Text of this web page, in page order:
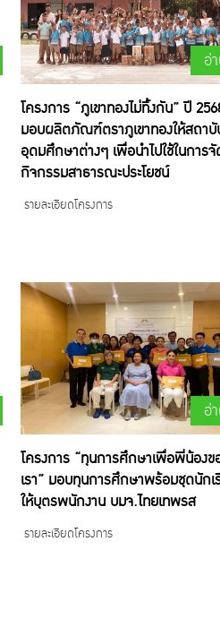
อ่
โครงการ “ภูเขาทองไม่ทิ้งกัน” ปี
มอบผลิตภัณฑ์ตราภูเขาทองให้สถา
อุดมศึกษาต่างๆ เพื่อนำไปใช้ในการ
กิจกรรมสาธารณะประโยชน์
รายละเอียดโครงการ
อ่
โครงการ “ทุนการศึกษาเพื่อพี่น้องข
เรา” มอบทุนการศึกษาพร้อมชุดนักเ
ให้บุตรพนักงาน บมจ.ไทยเทพรส
รายละเอียดโครงการ